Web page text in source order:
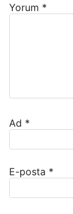
Yorum *
Ad *
E-posta *